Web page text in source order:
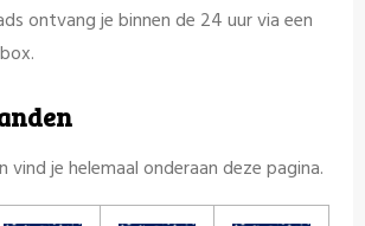
ontvang je binnen de 24 uur via een
vind je helemaal onderaan deze pagina.